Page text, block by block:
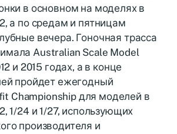
в основном на моделях в
а по средам и пятницам
вечера. Гоночная трасса
Australian Scale Model
и 2015 годах, а в конце
пройдет ежегодный
Championship для моделей в
1/24 и 1/27, использующих
производителя и